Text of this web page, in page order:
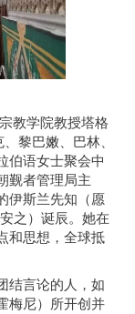
教学院教授塔格
黎巴嫩、巴林、
伯语女士聚会中
觐者管理局主
伊斯兰先知（愿
之）诞辰。她在
和思想，全球抵
结言论的人，如
梅尼）所开创并